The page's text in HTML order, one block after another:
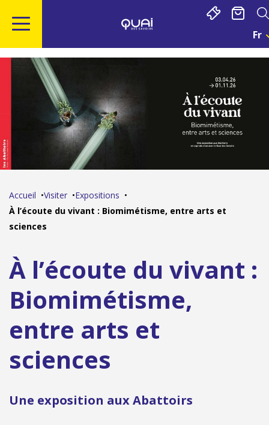
au
contenu
principal
navigation
recherche
pied
page
Fr
Accueil Visiter
Expositions
À l’écoute du vivant : Biomimétisme, entre arts et
sciences
À l’écoute du vivant :
Biomimétisme,
entre arts et
sciences
Une exposition aux Abattoirs